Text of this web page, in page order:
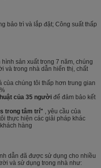
bảo trì và lắp đặt; Công suất thấp
sản xuất trong 7 năm, chúng
và trong nhà dẫn hiển thị, chất
của chúng tôi thấp hơn trung gian
của 35 người để đảm bảo kết
trong tâm trí" , yêu cầu của
thực hiện các giải pháp khác
hàng
dẫn đã được sử dụng cho nhiều
và sử dụng trong nhà như: